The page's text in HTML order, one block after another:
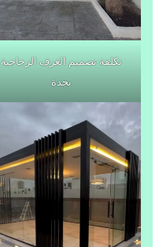
تكلفة تصميم الغرف الزجاجية
بجدة